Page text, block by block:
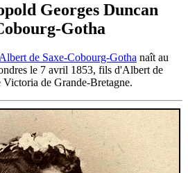
Georges Duncan
Gotha
de Saxe-Cobourg-Gotha naît au
le 7 avril 1853, fils d'Albert de
de Grande-Bretagne.